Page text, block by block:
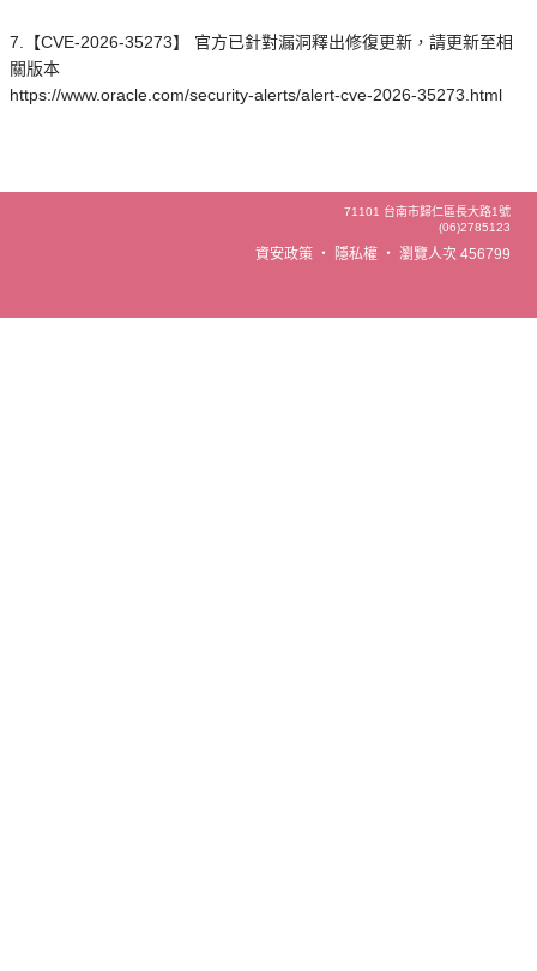
7.【CVE-2026-35273】 官方已針對漏洞釋出修復更新，請更新至相
關版本
https://www.oracle.com/security-alerts/alert-cve-2026-35273.html
71101 台南市歸仁區長大路1號
(06)2785123
資安政策 ‧ 隱私權 ‧ 瀏覽人次 456799